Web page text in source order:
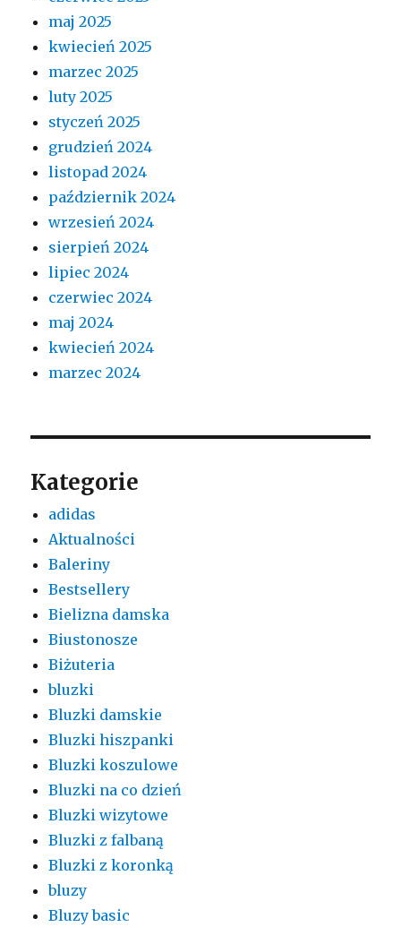
maj 2025
kwiecień 2025
marzec 2025
luty 2025
styczeń 2025
grudzień 2024
listopad 2024
październik 2024
wrzesień 2024
sierpień 2024
lipiec 2024
czerwiec 2024
maj 2024
kwiecień 2024
marzec 2024
Kategorie
adidas
Aktualności
Baleriny
Bestsellery
Bielizna damska
Biustonosze
Biżuteria
bluzki
Bluzki damskie
Bluzki hiszpanki
Bluzki koszulowe
Bluzki na co dzień
Bluzki wizytowe
Bluzki z falbaną
Bluzki z koronką
bluzy
Bluzy basic